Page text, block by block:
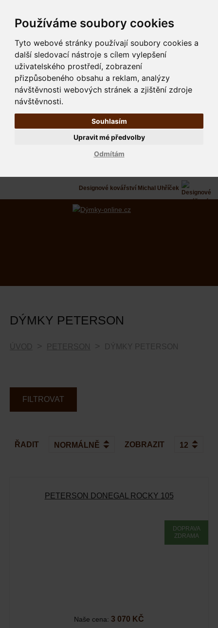
Používáme soubory cookies
Tyto webové stránky používají soubory cookies a
další sledovací nástroje s cílem vylepšení
uživatelského prostředí, zobrazení
přizpůsobeného obsahu a reklam, analýzy
návštěvnosti webových stránek a zjištění zdroje
návštěvnosti.
Souhlasím
Odmítám
Upravit mé předvolby
Designové kovářství Michal Uhříček
DÝMKY PETERSON
ÚVOD PETERSON DÝMKY PETERSON
FILTROVAT
ŘADIT ZOBRAZIT
PETERSON DONEGAL ROCKY 105
DOPRAVA
ZDRAMA
Naše cena: 3 070 KČ